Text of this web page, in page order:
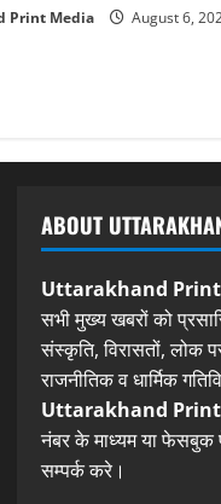
Print Media August 6,
ABOUT
Uttarakhand
सभी मुख्य खबरों को
संस्कृति, विरासतों, लोक
राजनीतिक व धार्मिक
Uttarakhand
नंबर के माध्यम या फेसबुक
सम्पर्क करे।